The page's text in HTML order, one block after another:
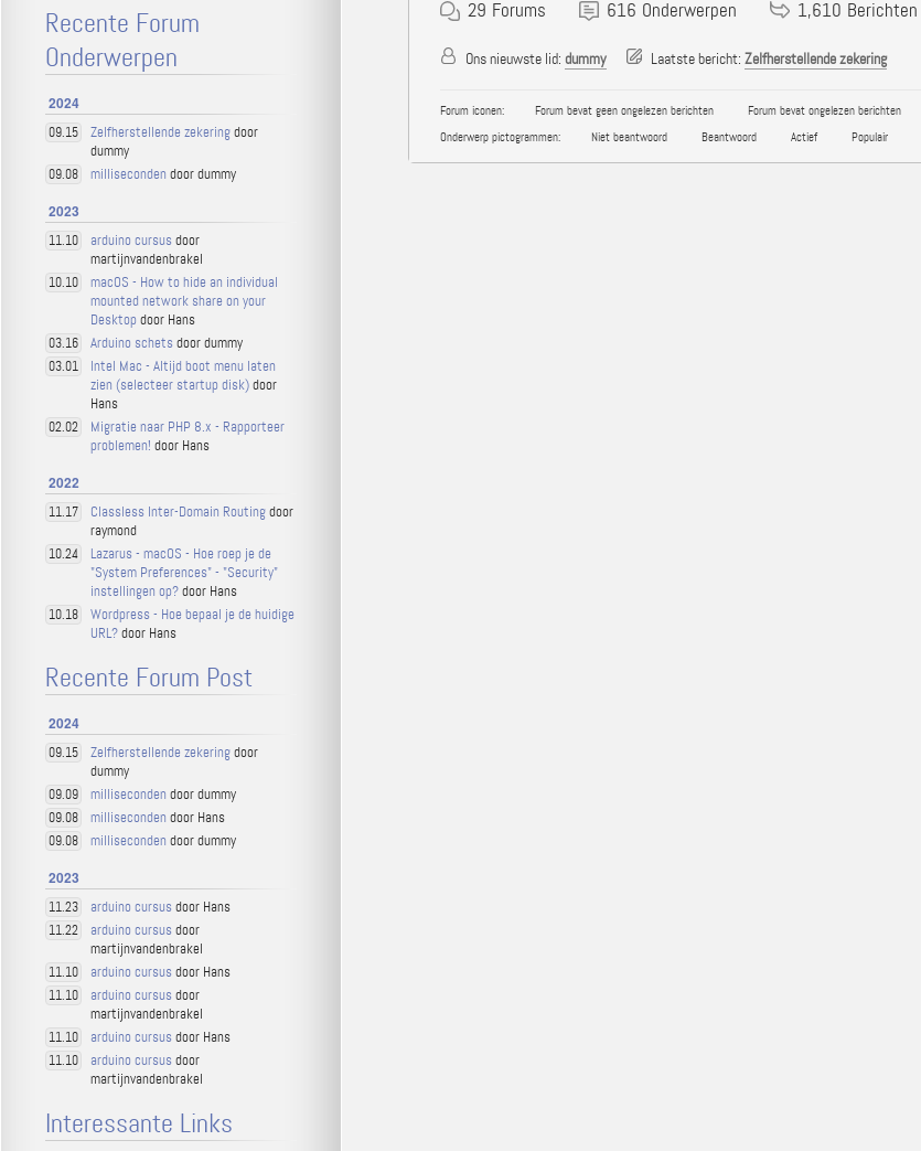
29 Forums 616 Onderwerpen 1,610 Berichten
Ons nieuwste lid: dummy Laatste bericht: Zelfherstellende zekering
Forum iconen: Forum bevat geen ongelezen berichten
Forum bevat ongelezen berichten
Onderwerp pictogrammen:
Niet beantwoord Beantwoord Actief Populair
Recente Forum
Onderwerpen
2024
09.15 Zelfherstellende zekeringdoor
dummy
09.08 milliseconden door dummy
2023
11.10 arduino cursus door
martijnvandenbrakel
10.10
macOS - How to hide an individual
mounted network share on your
Desktop door Hans
03.16 Arduino schets door dummy
03.01
Intel Mac - Altijd boot menu laten
zien (selecteer startup disk)door
Hans
02.02
Migratie naar PHP 8.x - Rapporteer
problemen! door Hans
2022
11.17 Classless Inter-Domain Routingdoor
raymond
10.24
Lazarus - macOS - Hoe roep je de
"System Preferences" - "Security"
instellingen op?door Hans
10.18
Wordpress - Hoe bepaal je de huidige
URL?door Hans
Recente Forum Post
2024
09.15 Zelfherstellende zekeringdoor
dummy
09.09 milliseconden door dummy
09.08 milliseconden door Hans
09.08 milliseconden door dummy
2023
11.23 arduino cursus door Hans
11.22 arduino cursus door
martijnvandenbrakel
11.10 arduino cursus door Hans
11.10 arduino cursus door
martijnvandenbrakel
11.10 arduino cursus door Hans
11.10 arduino cursus door
martijnvandenbrakel
Interessante Links